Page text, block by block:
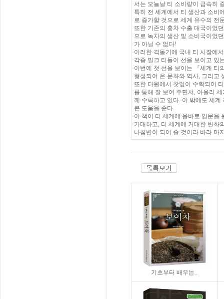
서는 오늘날 티 소비량이 급속히
특히 전 세계에서 티 생산과 소비
로 증가할 것으로 세계 유수의 전
또한 기존의 홍차 수출 대국이었
으로 녹차의 생산 및 소비국이었
가 아닐 수 없다!
이러한 격동기에 국내 티 시장에
각종 밀크 티들이 선을 보이고 있
이번에 첫 선을 보이는 『세계 티
형성되어 온 문화와 역사, 그리고
또한 다원에서 찻잎이 수확되어
를 통해 잘 보여 주면서, 아울러
께 수록하고 있다. 이 밖에도 세
큰 도움을 준다.
이 책이 티 세계에 올바로 입문을
기대하고, 티 세계에 거대한 변화
나침반이 되어 줄 것이라 바라 마
기초부터 배우는..